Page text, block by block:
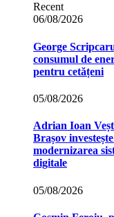
Recent
06/08/2026
George
consumul de
pentru cetățeni
05/08/2026
Adrian Ioan
Brașov
modernizarea
digitale
05/08/2026